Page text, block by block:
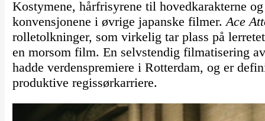
Kostymene, hårfrisyrene til hovedkarakterne
konvensjonene i øvrige japanske filmer. Ace
rolletolkninger, som virkelig tar plass på
en morsom film. En selvstendig filmatisering
hadde verdenspremiere i Rotterdam, og er
produktive regissørkarriere.